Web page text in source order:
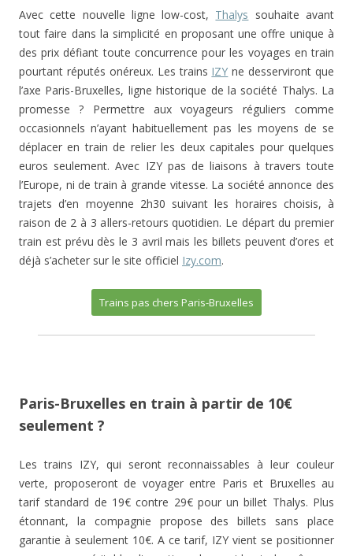
Avec cette nouvelle ligne low-cost, Thalys souhaite avant
tout faire dans la simplicité en proposant une offre unique à
des prix défiant toute concurrence pour les voyages en train
pourtant réputés onéreux. Les trains IZY ne desserviront que
l’axe Paris-Bruxelles, ligne historique de la société Thalys. La
promesse ? Permettre aux voyageurs réguliers comme
occasionnels n’ayant habituellement pas les moyens de se
déplacer en train de relier les deux capitales pour quelques
euros seulement. Avec IZY pas de liaisons à travers toute
l’Europe, ni de train à grande vitesse. La société annonce des
trajets d’en moyenne 2h30 suivant les horaires choisis, à
raison de 2 à 3 allers-retours quotidien. Le départ du premier
train est prévu dès le 3 avril mais les billets peuvent d’ores et
déjà s’acheter sur le site officiel Izy.com.
Trains pas chers Paris-Bruxelles
Paris-Bruxelles en train à partir de 10€
seulement ?
Les trains IZY, qui seront reconnaissables à leur couleur
verte, proposeront de voyager entre Paris et Bruxelles au
tarif standard de 19€ contre 29€ pour un billet Thalys. Plus
étonnant, la compagnie propose des billets sans place
garantie à seulement 10€. A ce tarif, IZY vient se positionner